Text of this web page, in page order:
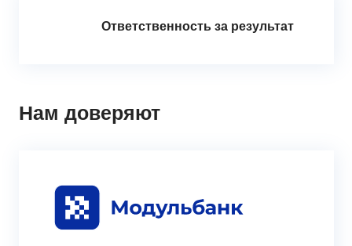
Ответственность за результат
Нам доверяют